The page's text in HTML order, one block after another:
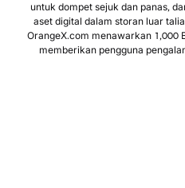
untuk dompet sejuk dan panas,
aset digital dalam storan luar
OrangeX.com menawarkan 1,000
memberikan pengguna